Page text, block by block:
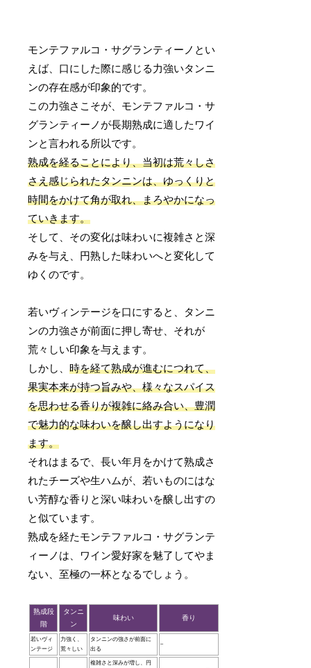
モンテファルコ・サグランティーノとい
えば、口にした際に感じる力強いタンニ
ンの存在感が印象的です。
この力強さこそが、モンテファルコ・サ
グランティーノが長期熟成に適したワイ
ンと言われる所以です。
熟成を経ることにより、当初は荒々しさ
さえ感じられたタンニンは、ゆっくりと
時間をかけて角が取れ、まろやかになっ
ていきます。
そして、その変化は味わいに複雑さと深
みを与え、円熟した味わいへと変化して
ゆくのです。
若いヴィンテージを口にすると、タンニ
ンの力強さが前面に押し寄せ、それが
荒々しい印象を与えます。
しかし、時を経て熟成が進むにつれて、
果実本来が持つ旨みや、様々なスパイス
を思わせる香りが複雑に絡み合い、豊潤
で魅力的な味わいを醸し出すようになり
ます。
それはまるで、長い年月をかけて熟成さ
れたチーズや生ハムが、若いものにはな
い芳醇な香りと深い味わいを醸し出すの
と似ています。
熟成を経たモンテファルコ・サグランテ
ィーノは、ワイン愛好家を魅了してやま
ない、至極の一杯となるでしょう。
熟成段
階
タンニ
ン
味わい 香り
若いヴィ
ンテージ
力強く、
荒々しい
タンニンの強さが前面に
出る
–
複雑さと深みが増し、円